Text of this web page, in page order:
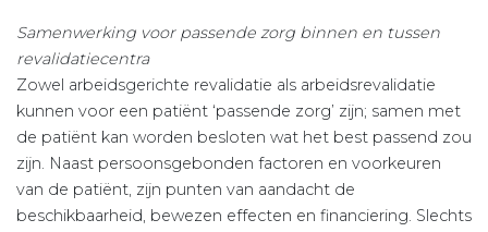
Samenwerking voor passende zorg binnen en tussen
revalidatiecentra
Zowel arbeidsgerichte revalidatie als arbeidsrevalidatie
kunnen voor een patiënt ‘passende zorg’ zijn; samen met
de patiënt kan worden besloten wat het best passend zou
zijn. Naast persoonsgebonden factoren en voorkeuren
van de patiënt, zijn punten van aandacht de
beschikbaarheid, bewezen effecten en financiering. Slechts